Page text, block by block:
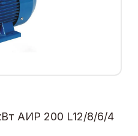
АИР 200 L12/8/6/4